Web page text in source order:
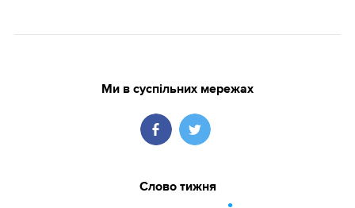
Ми в суспільних мережах
Слово тижня